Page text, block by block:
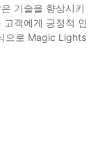
기술을 향상시키
객에게 긍정적 인
으로 Magic Lights